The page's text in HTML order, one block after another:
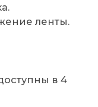
ленты.
в 4